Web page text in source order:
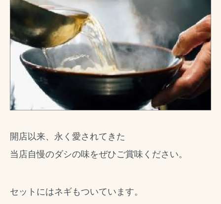
開店以来、永く愛されてきた
当店自慢のダシの味をぜひご賞味ください。
セットにはネギもついています。